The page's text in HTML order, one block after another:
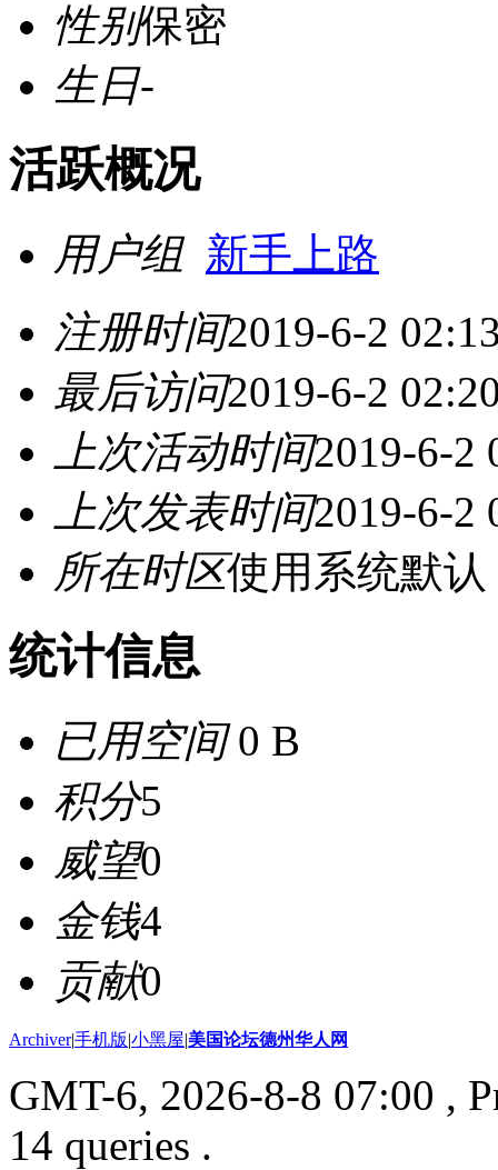
性别保密
生日-
活跃概况
用户组 新手上路
注册时间2019-6-2
最后访问2019-6-2
上次活动时间2019-6-2
上次发表时间2019-6-2
所在时区使用系统默认
统计信息
已用空间0 B
积分5
威望0
金钱4
贡献0
Archiver|手机版|小黑屋|美国论坛德州华人网
GMT-6, 2026-8-8 07:00 ,
14 queries .